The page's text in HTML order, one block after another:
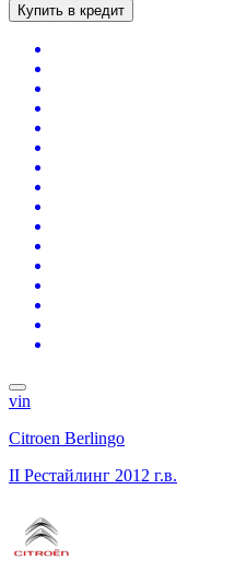
Купить в кредит
vin
Citroen Berlingo
II Рестайлинг 2012 г.в.